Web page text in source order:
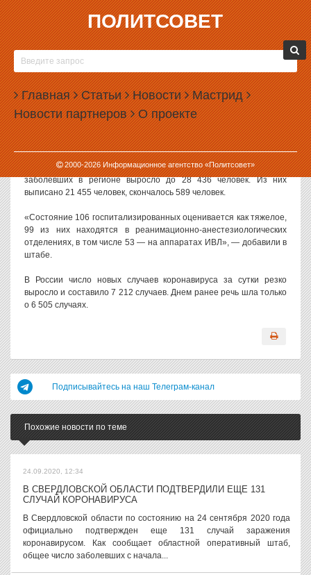
ПОЛИТСОВЕТ
Главная Статьи Новости Мастрид
Новости партнеров О проекте
2000-2026Информационное агентство «Политсовет»
25.09.2020, 12:46
СУТОЧНЫЙ ПРИРОСТ ЗАБОЛЕВАЕМОСТИ
COVID В СВЕРДЛОВСКОЙ ОБЛАСТИ ВЫРОС ДО
137 СЛУЧАЕВ
В Свердловской области за сутки подтверждено 137 новых
случаев заболевания коронавирусной инфекцией. Днем ранее
власти подтвердили 131 случай.
Как сообщили в областном оперативном штабе, общее число
заболевших в регионе выросло до 28 436 человек. Из них
выписано 21 455 человек, скончалось 589 человек.
«Состояние 106 госпитализированных оценивается как тяжелое,
99 из них находятся в реанимационно-анестезиологических
отделениях, в том числе 53 — на аппаратах ИВЛ», — добавили в
штабе.
В России число новых случаев коронавируса за сутки резко
выросло и составило 7 212 случаев. Днем ранее речь шла только
о 6 505 случаях.
Подписывайтесь на наш Телеграм-канал
Похожие новости по теме
24.09.2020, 12:34
В СВЕРДЛОВСКОЙ ОБЛАСТИ ПОДТВЕРДИЛИ ЕЩЕ 131
СЛУЧАЙ КОРОНАВИРУСА
В Свердловской области по состоянию на 24 сентября 2020 года
официально подтвержден еще 131 случай заражения
коронавирусом. Как сообщает областной оперативный штаб,
общее число заболевших с начала...